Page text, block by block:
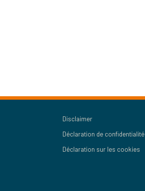
Disclaimer
Déclaration de confidentialité
Déclaration sur les cookies